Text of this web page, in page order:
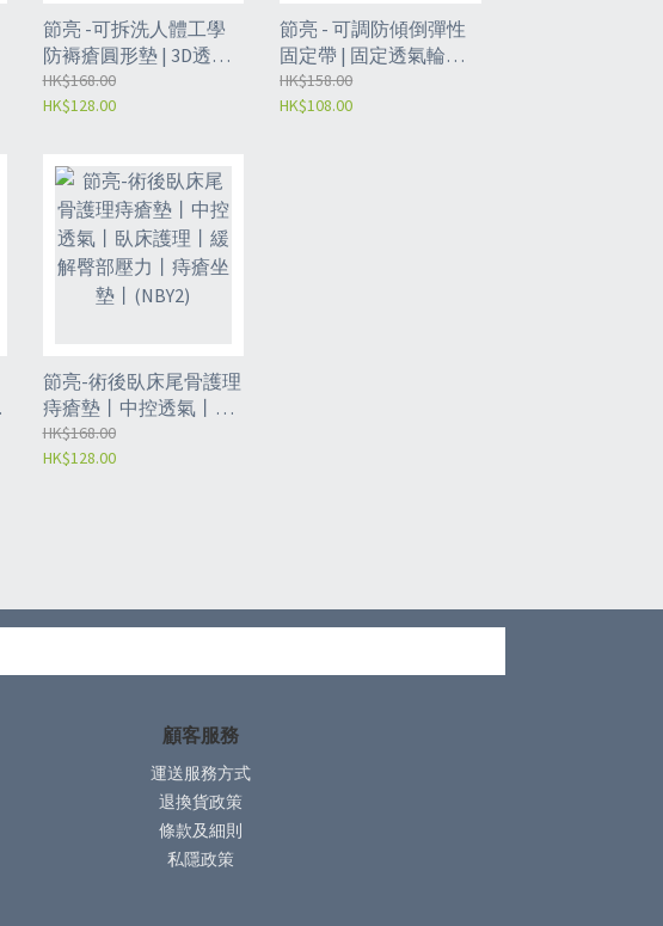
節亮 -可拆洗人體工學
防褥瘡圓形墊 | 3D透氣
中空圓形墊坐墊 | 防褥
瘡墊 | 臀部尾椎骨防壓
HK$168.00
HK$128.00
節亮 - 可調防傾倒彈性
固定帶 | 固定透氣輪椅
安全帶 | 約束帶安全護
具 | 輪椅安全帶 | 老人防
HK$158.00
HK$108.00
節亮-術後臥床尾骨護理
痔瘡墊丨中控透氣丨臥
床護理丨緩解臀部壓力
丨痔瘡坐墊丨(NBY2)
HK$168.00
HK$128.00
顧客服務
運送服務方式
退換貨政策
條款及細則
私隱政策